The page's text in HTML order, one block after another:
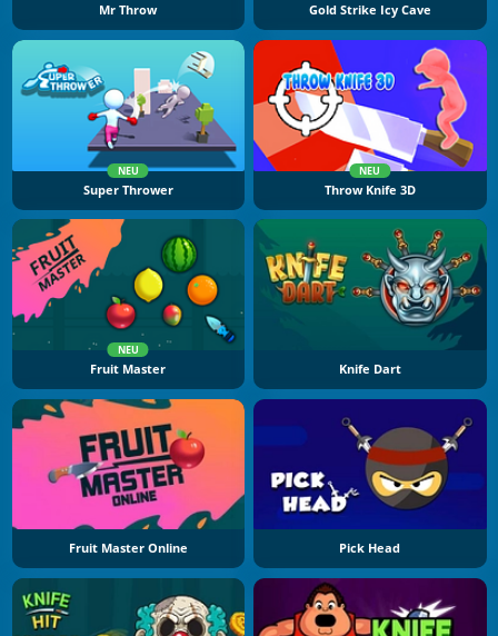
Mr Throw Gold Strike Icy Cave
NEU
Super Thrower
NEU
Throw Knife 3D
NEU
Fruit Master Knife Dart
Fruit Master Online Pick Head